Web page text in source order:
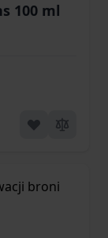
100 ml